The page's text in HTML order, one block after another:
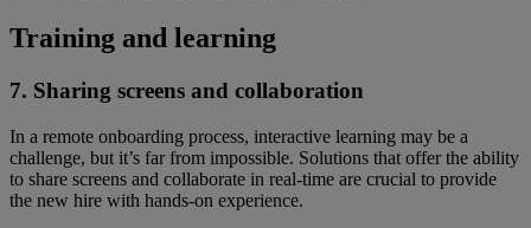
Training and learning
7. Sharing screens and collaboration
In a remote onboarding process, interactive learning may be a
challenge, but it’s far from impossible. Solutions that offer the ability
to share screens and collaborate in real-time are crucial to provide
the new hire with hands-on experience.